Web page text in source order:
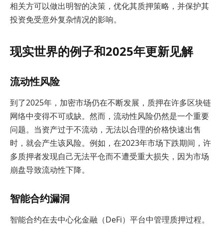
相关方可以做出明智的决策，优化其质押策略，并保护其
投资免受意外复杂情况的影响。
现实世界的例子和2025年更新见解
流动性风险
到了2025年，加密市场仍在不断发展，质押在许多区块链
网络中变得不可或缺。然而，流动性风险仍然是一个重要
问题。当资产过于不流动，无法以合理的价格快速出售
时，就会产生该风险。例如，在2023年市场下跌期间，许
多质押者发现自己无法平仓而不遭受重大损失，因为市场
崩盘导致流动性下降。
智能合约漏洞
智能合约在去中心化金融（DeFi）平台中管理质押过程。